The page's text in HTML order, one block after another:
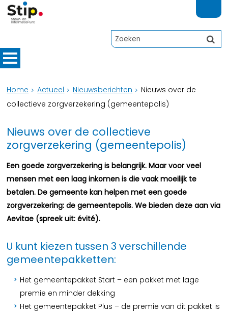
Home Actueel Nieuwsberichten
Nieuws over de
collectieve zorgverzekering (gemeentepolis)
Nieuws over de collectieve
zorgverzekering (gemeentepolis)
Een goede zorgverzekering is belangrijk. Maar voor veel
mensen met een laag inkomen is die vaak moeilijk te
betalen. De gemeente kan helpen met een goede
zorgverzekering: de gemeentepolis. We bieden deze aan via
Aevitae (spreek uit: évité).
U kunt kiezen tussen 3 verschillende
gemeentepakketten:
Het gemeentepakket Start – een pakket met lage
premie en minder dekking
Het gemeentepakket Plus – de premie van dit pakket is